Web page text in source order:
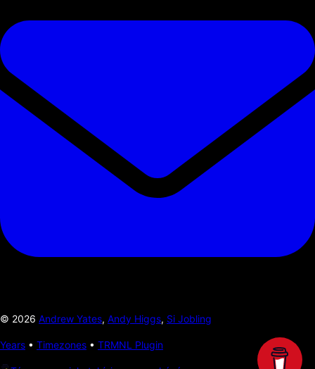
© 2026 Andrew Yates, Andy Higgs, Si Jobling
Years • Timezones • TRMNL Plugin